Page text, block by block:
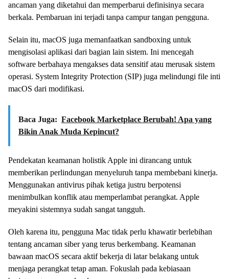
ancaman yang diketahui dan memperbarui definisinya secara
berkala. Pembaruan ini terjadi tanpa campur tangan pengguna.
Selain itu, macOS juga memanfaatkan sandboxing untuk
mengisolasi aplikasi dari bagian lain sistem. Ini mencegah
software berbahaya mengakses data sensitif atau merusak sistem
operasi. System Integrity Protection (SIP) juga melindungi file inti
macOS dari modifikasi.
Baca Juga: Facebook Marketplace Berubah! Apa yang
Bikin Anak Muda Kepincut?
Pendekatan keamanan holistik Apple ini dirancang untuk
memberikan perlindungan menyeluruh tanpa membebani kinerja.
Menggunakan antivirus pihak ketiga justru berpotensi
menimbulkan konflik atau memperlambat perangkat. Apple
meyakini sistemnya sudah sangat tangguh.
Oleh karena itu, pengguna Mac tidak perlu khawatir berlebihan
tentang ancaman siber yang terus berkembang. Keamanan
bawaan macOS secara aktif bekerja di latar belakang untuk
menjaga perangkat tetap aman. Fokuslah pada kebiasaan